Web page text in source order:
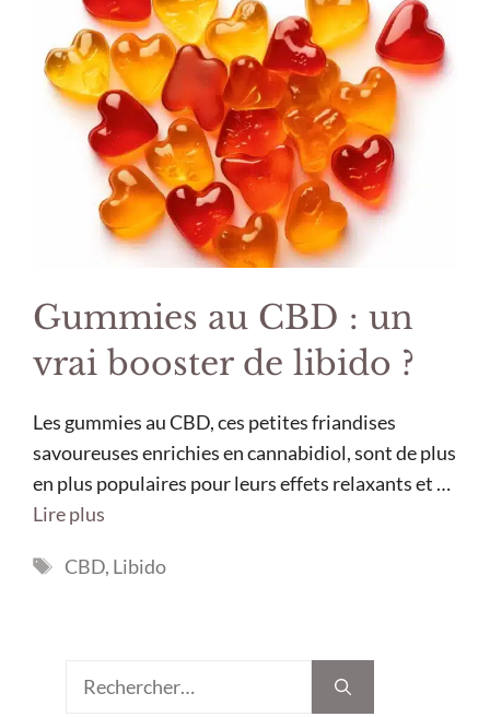
Gummies au CBD : un
vrai booster de libido ?
Les gummies au CBD, ces petites friandises
savoureuses enrichies en cannabidiol, sont de plus
en plus populaires pour leurs effets relaxants et …
Lire plus
Étiquettes
CBD, Libido
Rechercher :